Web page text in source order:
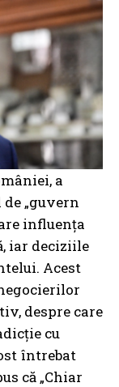
a
„guvern
influența
iar deciziile
Acest
despre care
cu
întrebat
că „Chiar